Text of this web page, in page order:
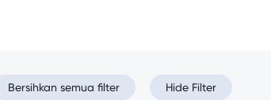
Bersihkan semua filter Hide Filter